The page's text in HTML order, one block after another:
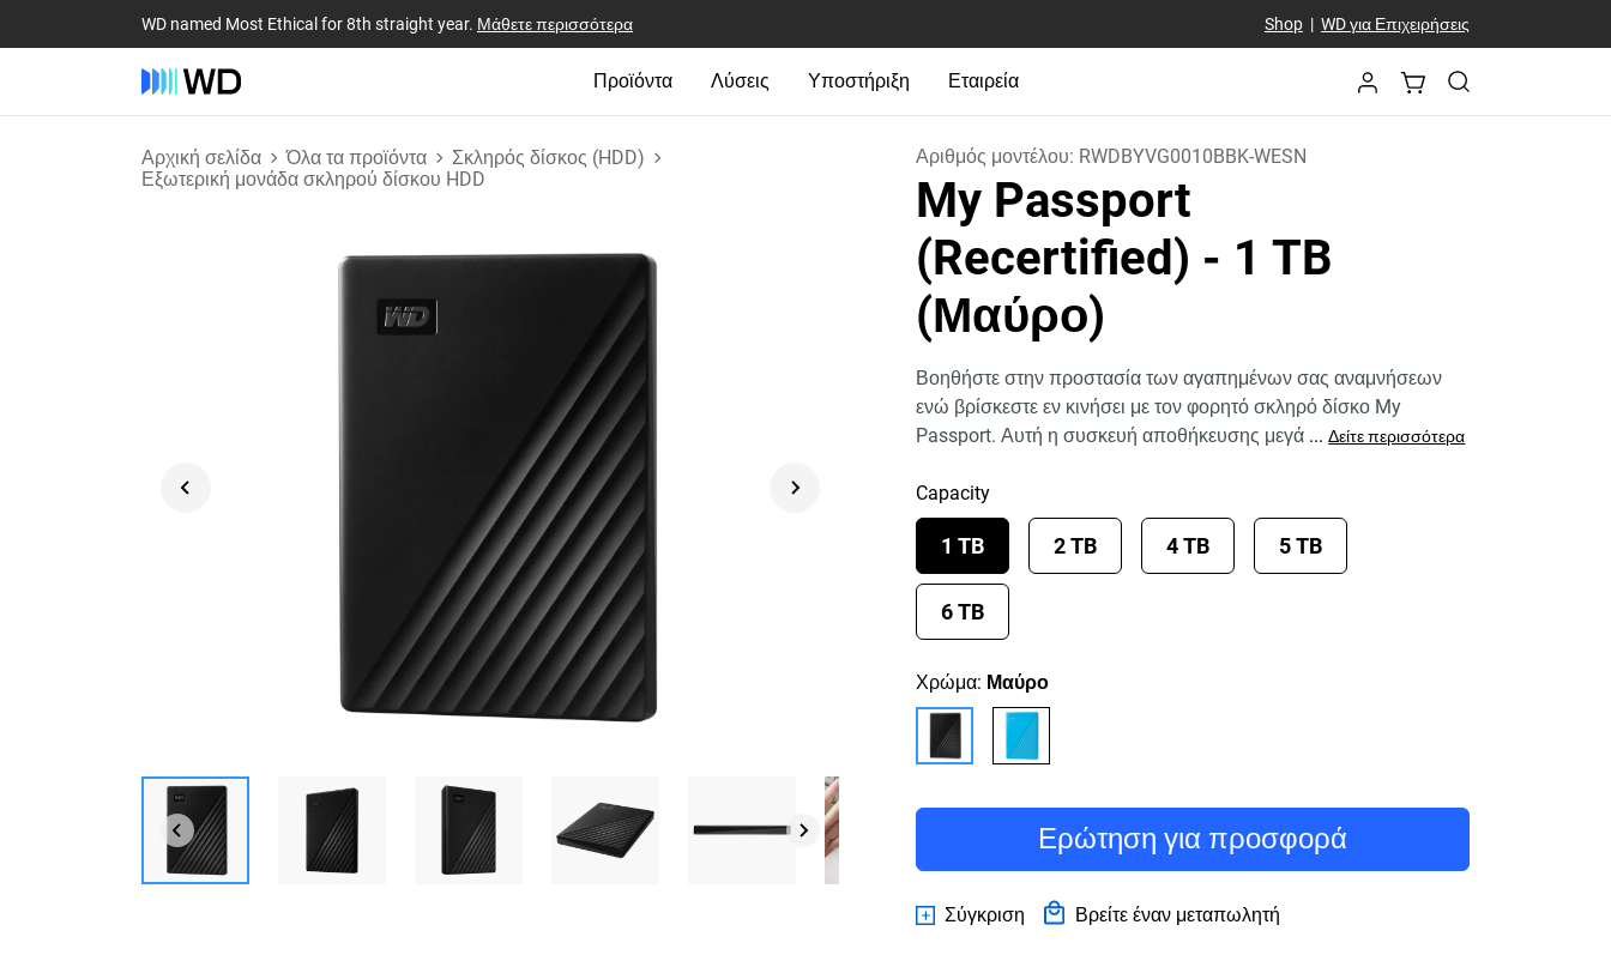
WD named Most Ethical for 8th straight year. Μάθετε περισσότερα Shop| WD για Επιχειρήσεις
Προϊόντα Λύσεις Υποστήριξη Εταιρεία
Αρχική σελίδα Όλα τα προϊόντα
Σκληρός δίσκος (HDD)
Εξωτερική μονάδα σκληρού δίσκου HDD
Αριθμός μοντέλου: RWDBYVG0010BBK-WESN
My Passport
(Recertified) - 1 TB
(Μαύρο)
Βοηθήστε στην προστασία των αγαπημένων σας αναμνήσεων
ενώ βρίσκεστε εν κινήσει με τον φορητό σκληρό δίσκο My
Passport. Αυτή η συσκευή αποθήκευσης μεγά ... Δείτε περισσότερα
Capacity
1 TB 2 TB 4 TB 5 TB
6 TB
Χρώμα: Μαύρο
Ερώτηση για προσφορά
Σύγκριση Βρείτε έναν μεταπωλητή